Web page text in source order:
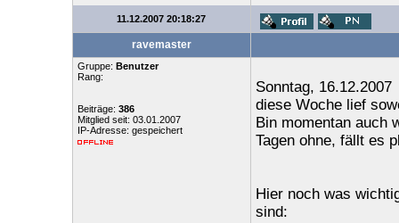
11.12.2007 20:18:27
ravemaster
Gruppe: Benutzer
Rang:
Beiträge: 386
Mitglied seit: 03.01.2007
IP-Adresse: gespeichert
Sonntag, 16.12.2007
diese Woche lief
Bin momentan auch
Tagen ohne, fällt es
Hier noch was
sind: